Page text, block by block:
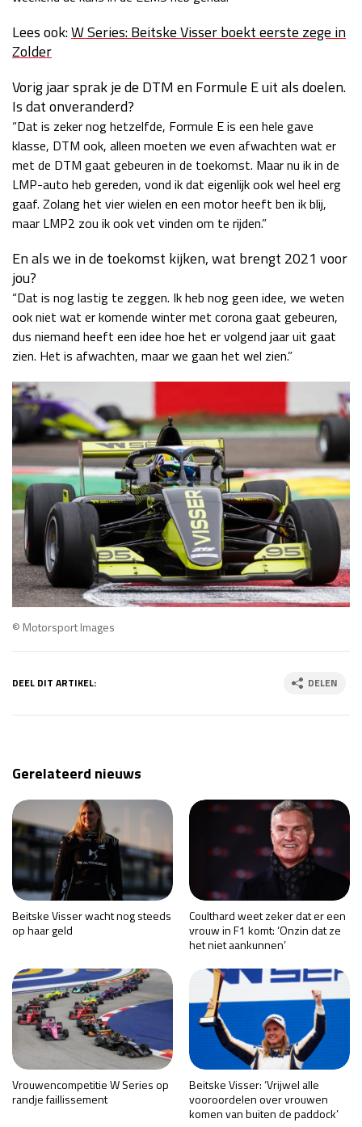
Lees ook:W Series: Beitske Visser boekt eerste zege in
Zolder
Vorig jaar sprak je de DTM en Formule E uit als doelen.
Is dat onveranderd?
“Dat is zeker nog hetzelfde, Formule E is een hele gave
klasse, DTM ook, alleen moeten we even afwachten wat er
met de DTM gaat gebeuren in de toekomst. Maar nu ik in de
LMP-auto heb gereden, vond ik dat eigenlijk ook wel heel erg
gaaf. Zolang het vier wielen en een motor heeft ben ik blij,
maar LMP2 zou ik ook vet vinden om te rijden.”
En als we in de toekomst kijken, wat brengt 2021 voor
jou?
“Dat is nog lastig te zeggen. Ik heb nog geen idee, we weten
ook niet wat er komende winter met corona gaat gebeuren,
dus niemand heeft een idee hoe het er volgend jaar uit gaat
zien. Het is afwachten, maar we gaan het wel zien.”
© Motorsport Images
DEEL DIT ARTIKEL: DELEN
Gerelateerd nieuws
Beitske Visser wacht nog steeds
op haar geld
Coulthard weet zeker dat er een
vrouw in F1 komt: ‘Onzin dat ze
het niet aankunnen’
Vrouwencompetitie W Series op
randje faillissement
Beitske Visser: ‘Vrijwel alle
vooroordelen over vrouwen
komen van buiten de paddock’